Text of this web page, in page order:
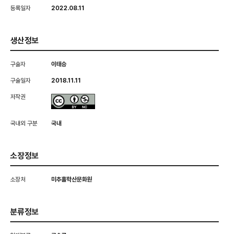
등록일자 2022.08.11
생산정보
구술자 이태승
구술일자 2018.11.11
저작권
국내외 구분 국내
소장정보
소장처 미추홀학산문화원
분류정보